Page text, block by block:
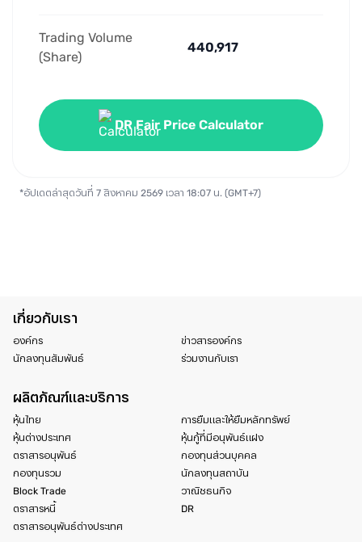
Trading Volume
(Share)
440,917
DR Fair Price Calculator
*อัปเดตล่าสุดวันที่ 7 สิงหาคม 2569 เวลา 18:07 น. (GMT+7)
เกี่ยวกับเรา
องค์กร
นักลงทุนสัมพันธ์
ข่าวสารองค์กร
ร่วมงานกับเรา
ผลิตภัณฑ์และบริการ
หุ้นไทย
หุ้นต่างประเทศ
ตราสารอนุพันธ์
กองทุนรวม
Block Trade
ตราสารหนี้
ตราสารอนุพันธ์ต่างประเทศ
การยืมและให้ยืมหลักทรัพย์
หุ้นกู้ที่มีอนุพันธ์แฝง
กองทุนส่วนบุคคล
นักลงทุนสถาบัน
วาณิชธนกิจ
DR